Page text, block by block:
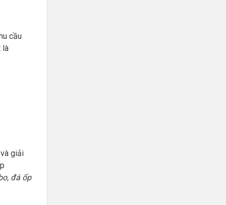
cầu
là
giải
đá ốp